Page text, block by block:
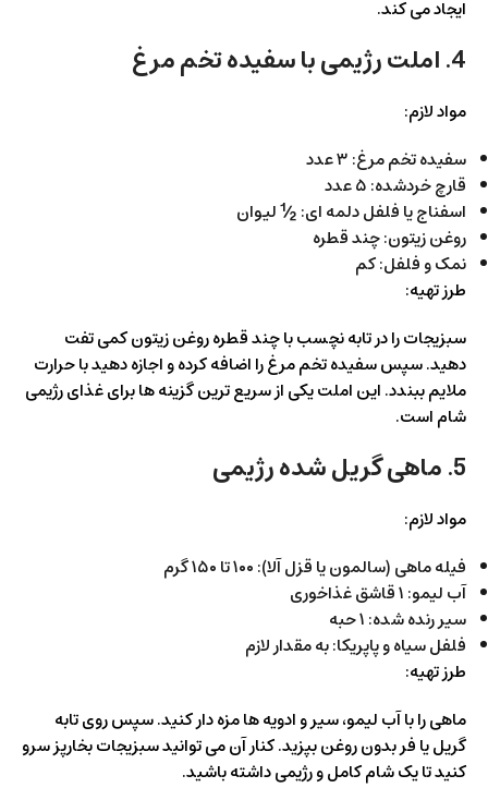
ایجاد می کند.
4. املت رژیمی با سفیده تخم مرغ
مواد لازم:
سفیده تخم مرغ: ۳ عدد
قارچ خردشده: ۵ عدد
اسفناج یا فلفل دلمه ای: ½ لیوان
روغن زیتون: چند قطره
نمک و فلفل: کم
طرز تهیه:
سبزیجات را در تابه نچسب با چند قطره روغن زیتون کمی تفت
دهید. سپس سفیده تخم مرغ را اضافه کرده و اجازه دهید با حرارت
ملایم ببندد. این املت یکی از سریع ترین گزینه ها برای غذای رژیمی
شام است.
5. ماهی گریل شده رژیمی
مواد لازم:
فیله ماهی (سالمون یا قزل آلا): ۱۰۰ تا ۱۵۰ گرم
آب لیمو: ۱ قاشق غذاخوری
سیر رنده شده: ۱ حبه
فلفل سیاه و پاپریکا: به مقدار لازم
طرز تهیه:
ماهی را با آب لیمو، سیر و ادویه ها مزه دار کنید. سپس روی تابه
گریل یا فر بدون روغن بپزید. کنار آن می توانید سبزیجات بخارپز سرو
کنید تا یک شام کامل و رژیمی داشته باشید.